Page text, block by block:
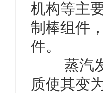
机构等主
制棒组件
件。
蒸汽发
质使其变